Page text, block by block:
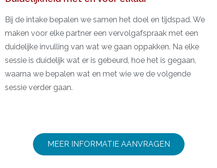
Bij de intake bepalen we samen het doel en tijdspad. We
maken voor elke partner een vervolgafspraak met een
duidelijke invulling van wat we gaan oppakken. Na elke
sessie is duidelijk wat er is gebeurd, hoe het is gegaan,
waarna we bepalen wat en met wie we de volgende
sessie verder gaan.
MEER INFORMATIE AANVRAGEN